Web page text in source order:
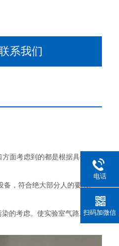
系我们
面考虑到的都是根据具体情况
备，符合绝大部分人的要求。
的考虑。使实验室气路系统更
电话
扫码加微信